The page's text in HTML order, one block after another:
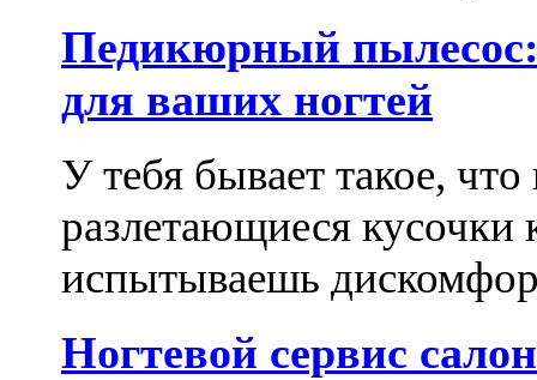
Педикюрный
для ваших ногтей
У тебя бывает такое,
разлетающиеся
испытываешь
Ногтевой сервис